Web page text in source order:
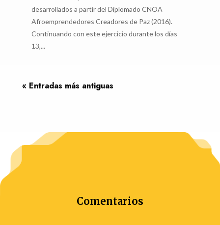
desarrollados a partir del Diplomado CNOA
Afroemprendedores Creadores de Paz (2016).
Continuando con este ejercicio durante los días
13,...
« Entradas más antiguas
Comentarios